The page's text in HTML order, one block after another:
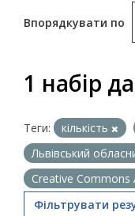
Впорядкувати по
1 набір
Теги: кількість
Львівський
Creative Commons
Фільтрувати